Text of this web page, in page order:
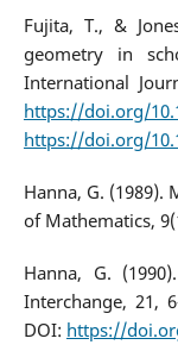
Fujita, T., &
geometry in
International
https://doi.org/
https://doi.org/
Hanna, G.
of Mathematics,
Hanna, G.
Interchange, 21,
DOI: https://